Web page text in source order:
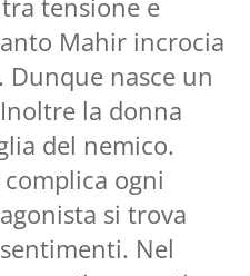
Mahir incrocia
Dunque nasce un
la donna
del nemico.
ogni
si trova
Nel